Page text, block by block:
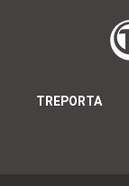
TREPORTA